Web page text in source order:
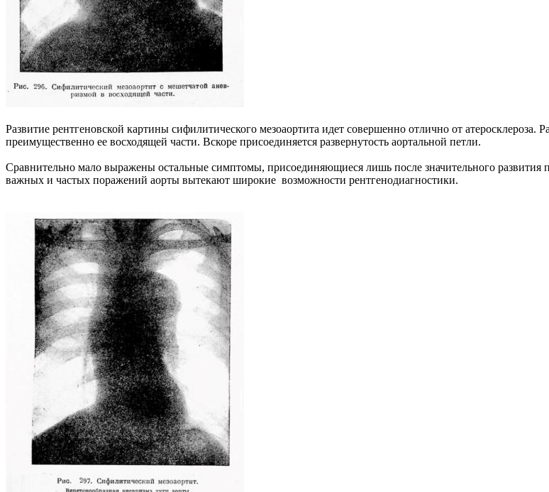
Развитие рентгеновской картины сифилитического мезоаортита идет совершенно отлично от
преимущественно ее восходящей части. Вскоре присоединяется развернутость аортальной петли.
Сравнительно мало выражены остальные симптомы, присоединяющиеся лишь после значительного
важных и частых поражений аорты вытекают широкие возможности рентгенодиагностики.